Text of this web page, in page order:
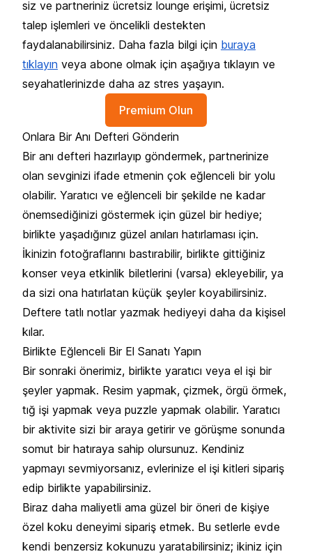
siz ve partneriniz ücretsiz lounge erişimi, ücretsiz
talep işlemleri ve öncelikli destekten
faydalanabilirsiniz. Daha fazla bilgi için buraya
tıklayın veya abone olmak için aşağıya tıklayın ve
seyahatlerinizde daha az stres yaşayın.
Premium Olun
Onlara Bir Anı Defteri Gönderin
Bir anı defteri hazırlayıp göndermek, partnerinize
olan sevginizi ifade etmenin çok eğlenceli bir yolu
olabilir. Yaratıcı ve eğlenceli bir şekilde ne kadar
önemsediğinizi göstermek için güzel bir hediye;
birlikte yaşadığınız güzel anıları hatırlaması için.
İkinizin fotoğraflarını bastırabilir, birlikte gittiğiniz
konser veya etkinlik biletlerini (varsa) ekleyebilir, ya
da sizi ona hatırlatan küçük şeyler koyabilirsiniz.
Deftere tatlı notlar yazmak hediyeyi daha da kişisel
kılar.
Birlikte Eğlenceli Bir El Sanatı Yapın
Bir sonraki önerimiz, birlikte yaratıcı veya el işi bir
şeyler yapmak. Resim yapmak, çizmek, örgü örmek,
tığ işi yapmak veya puzzle yapmak olabilir. Yaratıcı
bir aktivite sizi bir araya getirir ve görüşme sonunda
somut bir hatıraya sahip olursunuz. Kendiniz
yapmayı sevmiyorsanız, evlerinize el işi kitleri sipariş
edip birlikte yapabilirsiniz.
Biraz daha maliyetli ama güzel bir öneri de kişiye
özel koku deneyimi sipariş etmek. Bu setlerle evde
kendi benzersiz kokunuzu yaratabilirsiniz; ikiniz için